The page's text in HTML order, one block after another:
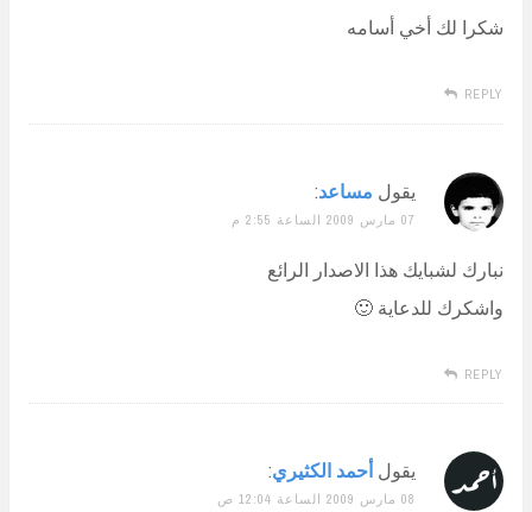
شكرا لك أخي أسامه
REPLY
يقول مساعد:
07 مارس 2009 الساعة 2:55 م
نبارك لشبايك هذا الاصدار الرائع
واشكرك للدعاية 🙂
REPLY
يقول أحمد الكثيري:
08 مارس 2009 الساعة 12:04 ص